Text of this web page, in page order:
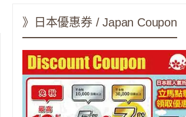
》日本優惠券 / Japan Coupon